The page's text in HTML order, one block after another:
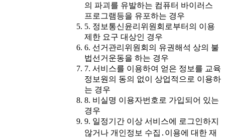
의 파괴를 유발하는 컴퓨터 바이러스
프로그램등을 유포하는 경우
5. 정보통신윤리위원회로부터의 이용
제한 요구 대상인 경우
6. 선거관리위원회의 유권해석 상의 불
법선거운동을 하는 경우
7. 서비스를 이용하여 얻은 정보를 교육
정보원의 동의 없이 상업적으로 이용하
는 경우
8. 비실명 이용자번호로 가입되어 있는
경우
9. 일정기간 이상 서비스에 로그인하지
않거나 개인정보 수집․이용에 대한 재